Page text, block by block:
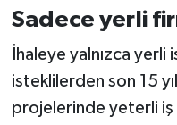
Sadece yerli
İhaleye yalnızca
isteklilerden son 15
projelerinde yeterli iş